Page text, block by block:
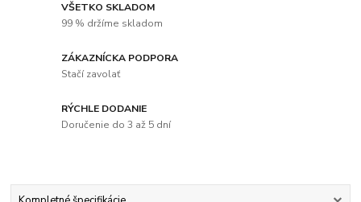
VŠETKO SKLADOM
99 % držíme skladom
ZÁKAZNÍCKA PODPORA
Stačí zavolať
RÝCHLE DODANIE
Doručenie do 3 až 5 dní